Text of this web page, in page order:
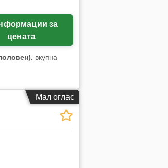
цената
, вкупна
Мал оглас